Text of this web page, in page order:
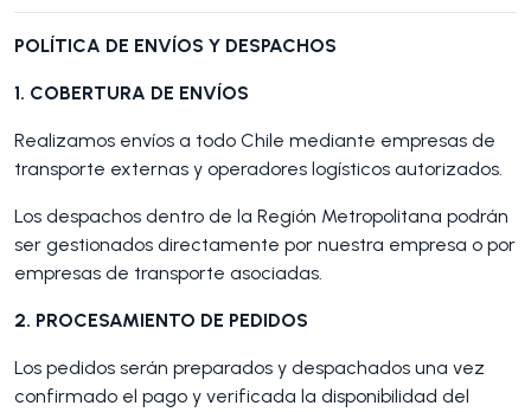
POLÍTICA DE ENVÍOS Y DESPACHOS
1. COBERTURA DE ENVÍOS
Realizamos envíos a todo Chile mediante empresas de
transporte externas y operadores logísticos autorizados.
Los despachos dentro de la Región Metropolitana podrán
ser gestionados directamente por nuestra empresa o por
empresas de transporte asociadas.
2. PROCESAMIENTO DE PEDIDOS
Los pedidos serán preparados y despachados una vez
confirmado el pago y verificada la disponibilidad del